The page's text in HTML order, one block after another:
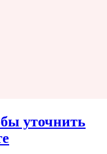
уточнить